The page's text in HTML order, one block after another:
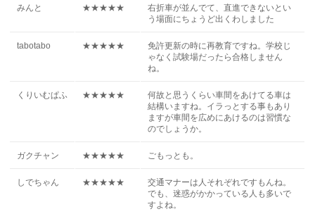
みんと ★★★★★
右折車が並んでて、直進できないとい
う場面にちょうど出くわしました
tabotabo ★★★★★
免許更新の時に再教育ですね。学校じ
ゃなく試験場だったら合格しません
ね。
くりいむぱふ ★★★★★
何故と思うくらい車間をあけてる車は
結構いますね。イラっとする事もあり
ますが車間を広めにあけるのは習慣な
のでしょうか。
ガクチャン ★★★★★ ごもっとも。
しでちゃん ★★★★★
交通マナーは人それぞれですもんね。
でも、迷惑がかかっている人も多いで
すよね。